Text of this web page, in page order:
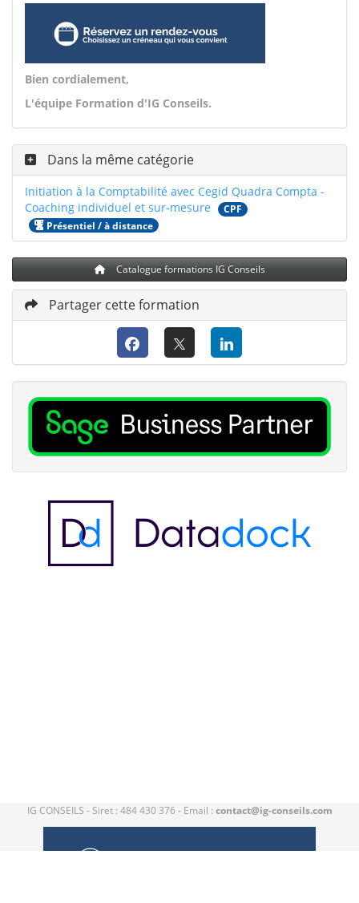
Bien cordialement,
L'équipe Formation d'IG Conseils.
Dans la même catégorie
Initiation à la Comptabilité avec Cegid Quadra Compta -
Coaching individuel et sur-mesure
CPF
Présentiel / à distance
Catalogue formations IG Conseils
Partager cette formation
IG CONSEILS - Siret : 484 430 376 - Email : contact@ig-conseils.com